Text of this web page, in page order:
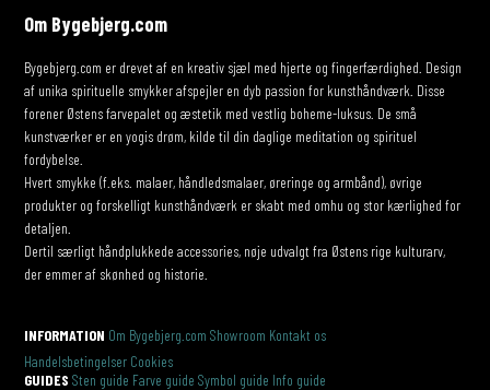
Om Bygebjerg.com
Bygebjerg.com er drevet af en kreativ sjæl med hjerte og fingerfærdighed. Design
af unika spirituelle smykker afspejler en dyb passion for kunsthåndværk. Disse
forener Østens farvepalet og æstetik med vestlig boheme-luksus. De små
kunstværker er en yogis drøm, kilde til din daglige meditation og spirituel
fordybelse.
Hvert smykke (f.eks. malaer, håndledsmalaer, øreringe og armbånd), øvrige
produkter og forskelligt kunsthåndværk er skabt med omhu og stor kærlighed for
detaljen.
Dertil særligt håndplukkede accessories, nøje udvalgt fra Østens rige kulturarv,
der emmer af skønhed og historie.
INFORMATION Om Bygebjerg.com Showroom Kontakt os
Handelsbetingelser Cookies
GUIDES Sten guide Farve guide Symbol guide Info guide